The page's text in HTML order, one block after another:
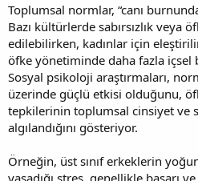
Toplumsal normlar, “canı
Bazı kültürlerde sabırsızlık veya
edilebilirken, kadınlar için
öfke yönetiminde daha fazla içsel
Sosyal psikoloji araştırmaları,
üzerinde güçlü etkisi olduğunu,
tepkilerinin toplumsal cinsiyet ve
algılandığını gösteriyor.
Örneğin, üst sınıf erkeklerin
yaşadığı stres, genellikle başarı